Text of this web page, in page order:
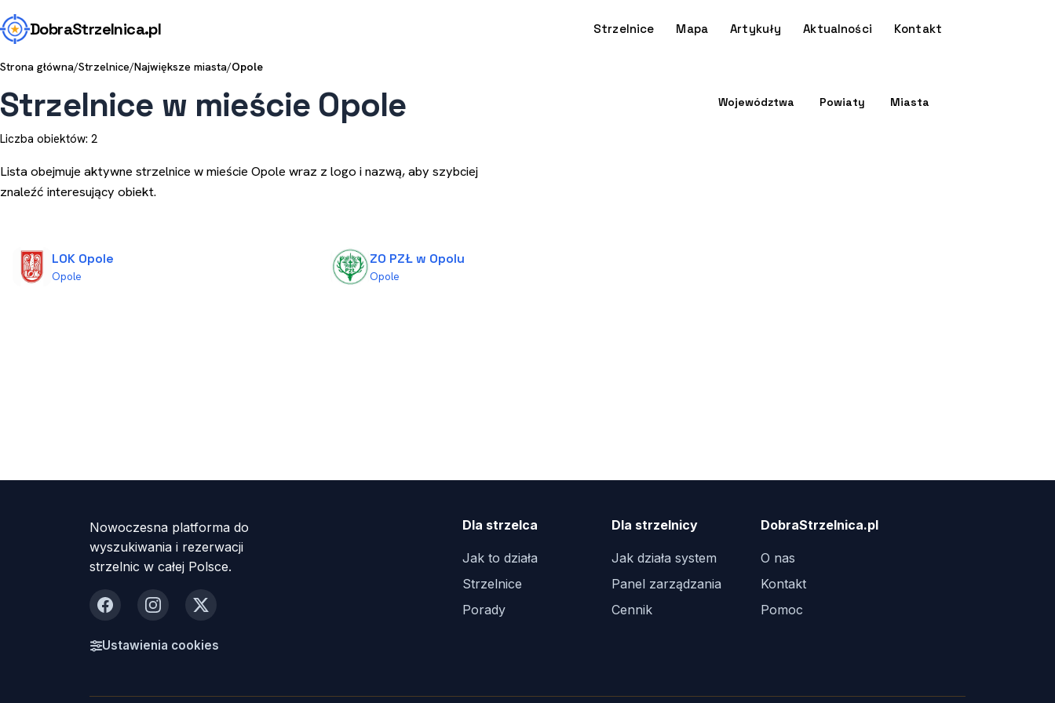
DobraStrzelnica.pl Strzelnice Mapa Artykuły Aktualności Kontakt
Strona główna/Strzelnice/Największe miasta/Opole
Strzelnice w mieście Opole
Liczba obiektów: 2
Lista obejmuje aktywne strzelnice w mieście Opole wraz z logo i nazwą, aby szybciej
znaleźć interesujący obiekt.
Województwa Powiaty Miasta
LOK Opole
Opole
ZO PZŁ w Opolu
Opole
Nowoczesna platforma do
wyszukiwania i rezerwacji
strzelnic w całej Polsce.
FacebookInstagram
X
Ustawienia cookies
Dla strzelca
Jak to działa
Strzelnice
Porady
Dla strzelnicy
Jak działa system
Panel zarządzania
Cennik
DobraStrzelnica.pl
O nas
Kontakt
Pomoc